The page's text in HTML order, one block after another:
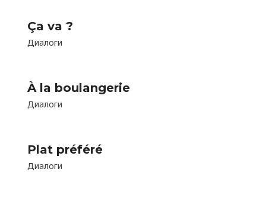
Ça va ?
Диалоги
À la boulangerie
Диалоги
Plat préféré
Диалоги